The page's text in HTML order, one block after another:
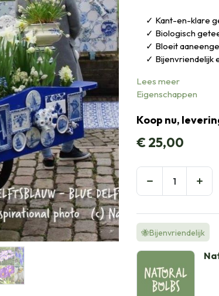
Kant-en-klare
Biologisch
Bloeit
Bijenvriendelijk
Lees meer
Eigenschappen
Koop nu,
€25,00
🐝Bijenvriendelijk